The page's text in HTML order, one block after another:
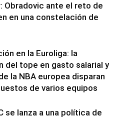
Obradovic ante el reto de
en una constelación de
en la Euroliga: la
del tope en gasto salarial y
la NBA europea disparan
de varios equipos
se lanza a una política de